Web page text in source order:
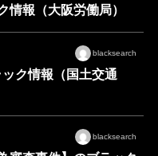
情報（大阪労働局）
blacksearch
ク情報（国土交通
blacksearch